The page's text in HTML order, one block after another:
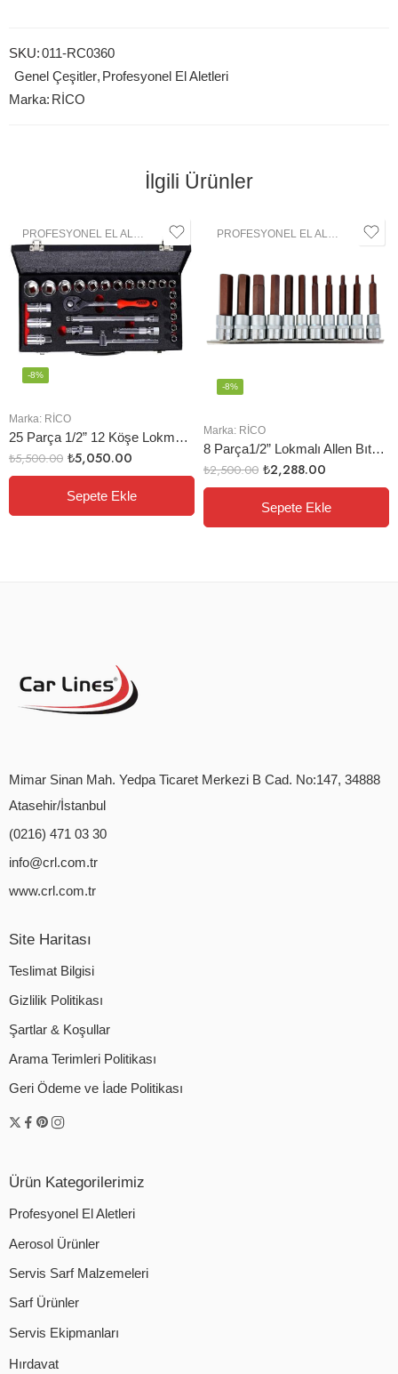
SKU:011-RC0360
Genel Çeşitler, Profesyonel El Aletleri
Marka: RİCO
İlgili Ürünler
, LOKMA GRUBU
Marka: RİCO
25 Parça 1/2” 12 Köşe Lokma Seti
-8%
₺5,500.00 ₺5,050.00
Sepete Ekle
,
Marka: RİCO
8 Parça1/2” Lokmalı Allen Bıts Uç Seti Uzun
-8%
₺2,500.00 ₺2,288.00
Sepete Ekle
Mimar Sinan Mah. Yedpa Ticaret Merkezi B Cad. No:147, 34888
Atasehir/İstanbul
(0216) 471 03 30
info@crl.com.tr
www.crl.com.tr
Site Haritası
Teslimat Bilgisi
Gizlilik Politikası
Şartlar & Koşullar
Arama Terimleri Politikası
Geri Ödeme ve İade Politikası
Ürün Kategorilerimiz
Profesyonel El Aletleri
Aerosol Ürünler
Servis Sarf Malzemeleri
Sarf Ürünler
Servis Ekipmanları
Hırdavat